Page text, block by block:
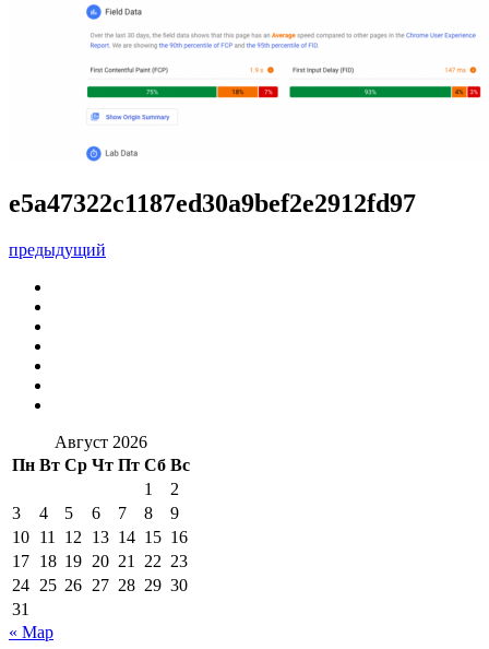
e5a47322c1187ed30a9bef2e2912fd97
предыдущий
Август 2026
Пн Вт Ср Чт Пт Сб Вс
1
2
3
4 5 6 7 8
9
10 11 12 13 14 15 16
17 18 19 20 21 22 23
24 25 26 27 28 29 30
31
« Мар